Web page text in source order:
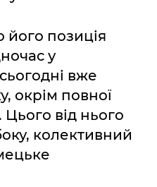
позиція
у
вже
окрім повної
від нього
колективний